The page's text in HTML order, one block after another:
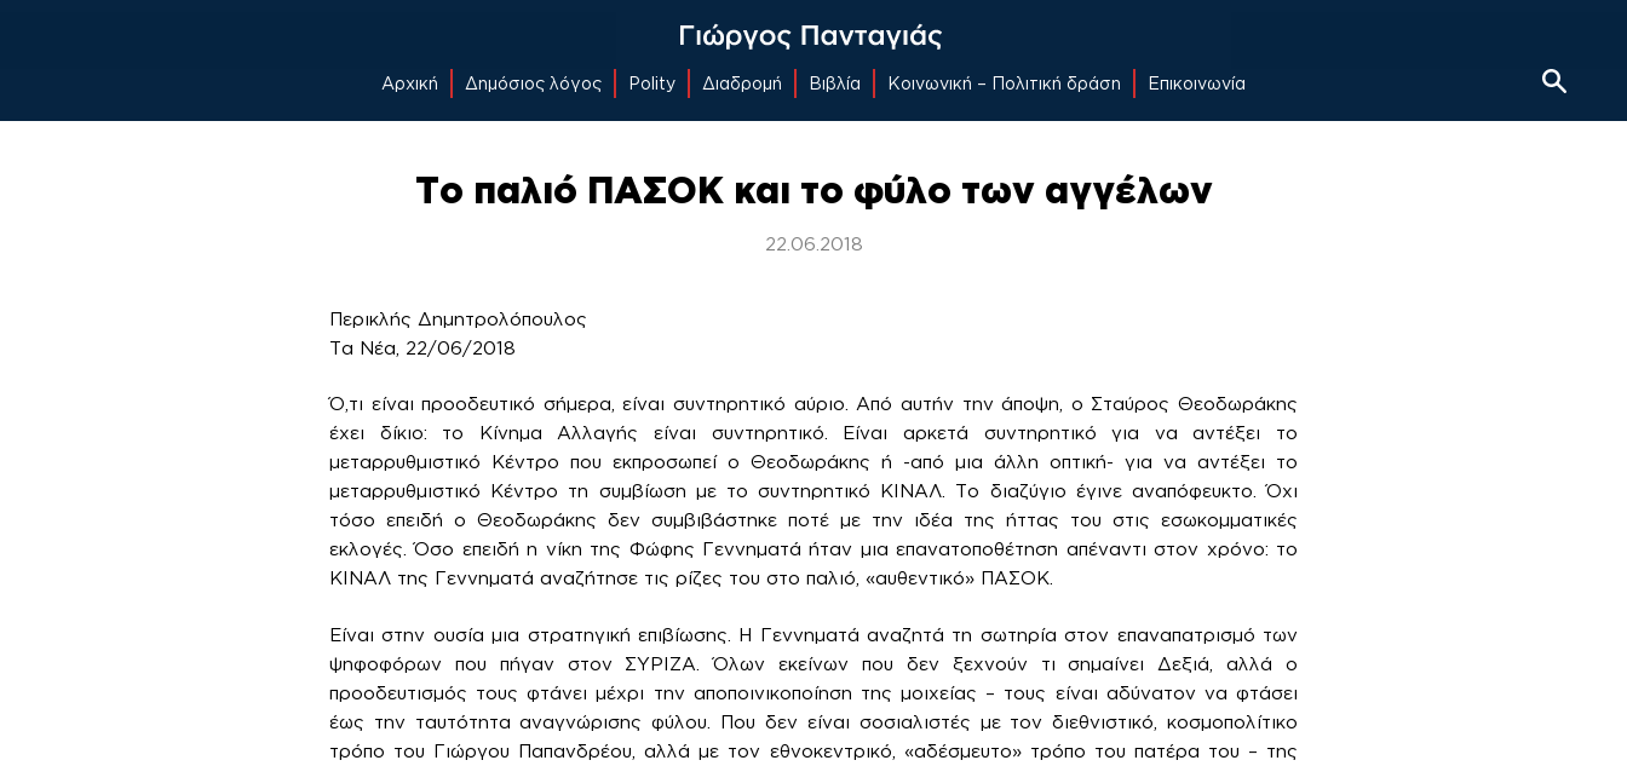
Αρχική Δημόσιος λόγος Polity Διαδρομή Βιβλία Κοινωνική – Πολιτική δράση Επικοινωνία
Το παλιό ΠΑΣΟΚ και το φύλο των αγγέλων
22.06.2018
Περικλής Δημητρολόπουλος
Τα Νέα, 22/06/2018
Ό,τι είναι προοδευτικό σήμερα, είναι συντηρητικό αύριο. Από αυτήν την άποψη, ο Σταύρος Θεοδωράκης
έχει δίκιο: το Κίνημα Αλλαγής είναι συντηρητικό. Είναι αρκετά συντηρητικό για να αντέξει το
μεταρρυθμιστικό Κέντρο που εκπροσωπεί ο Θεοδωράκης ή -από μια άλλη οπτική- για να αντέξει το
μεταρρυθμιστικό Κέντρο τη συμβίωση με το συντηρητικό ΚΙΝΑΛ. Το διαζύγιο έγινε αναπόφευκτο. Όχι
τόσο επειδή ο Θεοδωράκης δεν συμβιβάστηκε ποτέ με την ιδέα της ήττας του στις εσωκομματικές
εκλογές. Όσο επειδή η νίκη της Φώφης Γεννηματά ήταν μια επανατοποθέτηση απέναντι στον χρόνο: το
ΚΙΝΑΛ της Γεννηματά αναζήτησε τις ρίζες του στο παλιό, «αυθεντικό» ΠΑΣΟΚ.
Είναι στην ουσία μια στρατηγική επιβίωσης. Η Γεννηματά αναζητά τη σωτηρία στον επαναπατρισμό των
ψηφοφόρων που πήγαν στον ΣΥΡΙΖΑ. Όλων εκείνων που δεν ξεχνούν τι σημαίνει Δεξιά, αλλά ο
προοδευτισμός τους φτάνει μέχρι την αποποινικοποίηση της μοιχείας – τους είναι αδύνατον να φτάσει
έως την ταυτότητα αναγνώρισης φύλου. Που δεν είναι σοσιαλιστές με τον διεθνιστικό, κοσμοπολίτικο
τρόπο του Γιώργου Παπανδρέου, αλλά με τον εθνοκεντρικό, «αδέσμευτο» τρόπο του πατέρα του – της